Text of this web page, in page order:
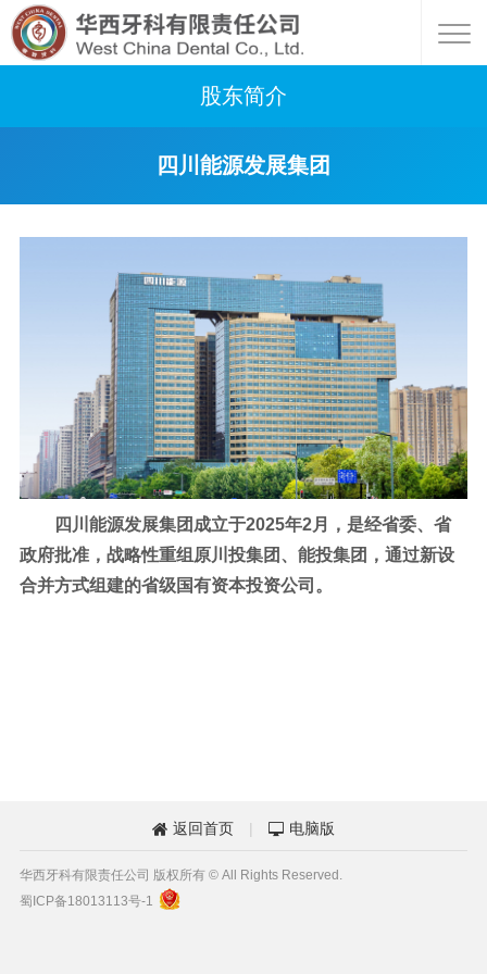
股东简介
四川能源发展集团
四川能源发展集团成立于2025年2月，是经省委、省
政府批准，战略性重组原川投集团、能投集团，通过新设
合并方式组建的省级国有资本投资公司。
 返回首页 |  电脑版
华西牙科有限责任公司 版权所有 © All Rights Reserved.
蜀ICP备18013113号-1